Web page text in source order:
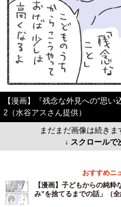
【漫画】『残念な外見への“思い
2（水谷アスさん提供）
まだまだ画像は続きま
↓ スクロールで
おすすめニ
【漫画】子どもからの純
み”を捨てるまでの話」（全